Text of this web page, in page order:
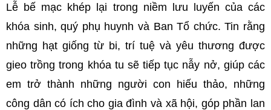
Lễ bế mạc khép lại trong niềm lưu luyến của các
khóa sinh, quý phụ huynh và Ban Tổ chức. Tin rằng
những hạt giống từ bi, trí tuệ và yêu thương được
gieo trồng trong khóa tu sẽ tiếp tục nẫy nở, giúp các
em trở thành những người con hiếu thảo, những
công dân có ích cho gia đình và xã hội, góp phần lan